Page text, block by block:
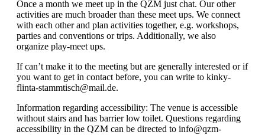
Once a month we meet up in the QZM just chat. Our other
activities are much broader than these meet ups. We connect
with each other and plan activities together, e.g. workshops,
parties and conventions or trips. Additionally, we also
organize play-meet ups.
If can’t make it to the meeting but are generally interested or if
you want to get in contact before, you can write to kinky-
flinta-stammtisch@mail.de.
Information regarding accessibility: The venue is accessible
without stairs and has barrier low toilet. Questions regarding
accessibility in the QZM can be directed to info@qzm-